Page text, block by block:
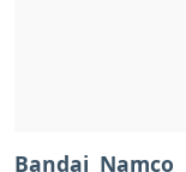
Bandai Namco